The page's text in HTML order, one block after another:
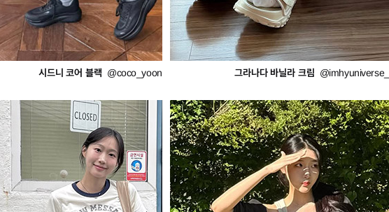
시드니 코어 블랙 @coco_yoon 그라나다 바닐라 크림